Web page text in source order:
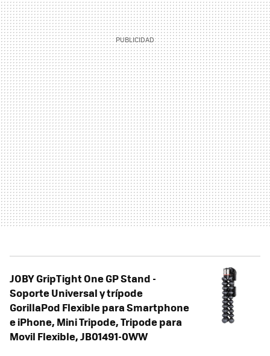
JOBY GripTight One GP Stand -
Soporte Universal y trípode
GorillaPod Flexible para Smartphone
e iPhone, Mini Tripode, Tripode para
Movil Flexible, JB01491-0WW